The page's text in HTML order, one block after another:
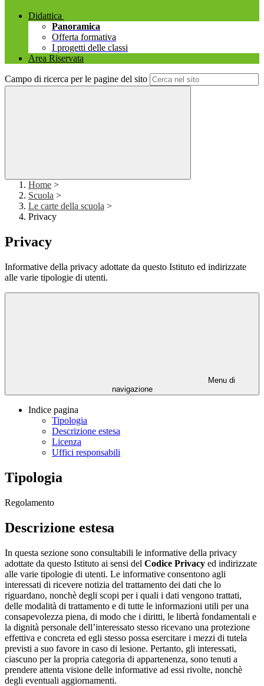
Didattica
Panoramica
Offerta formativa
I progetti delle classi
Area Riservata
Campo di ricerca per le pagine del sito
Home >
Scuola >
Le carte della scuola >
Privacy
Privacy
Informative della privacy adottate da questo Istituto ed indirizzate
alle varie tipologie di utenti.
Menu di
navigazione
Indice pagina
Tipologia
Descrizione estesa
Licenza
Uffici responsabili
Tipologia
Regolamento
Descrizione estesa
In questa sezione sono consultabili le informative della privacy
adottate da questo Istituto ai sensi del Codice Privacy ed indirizzate
alle varie tipologie di utenti. Le informative consentono agli
interessati di ricevere notizia del trattamento dei dati che lo
riguardano, nonchè degli scopi per i quali i dati vengono trattati,
delle modalità di trattamento e di tutte le informazioni utili per una
consapevolezza piena, di modo che i diritti, le libertà fondamentali e
la dignità personale dell’interessato stesso ricevano una protezione
effettiva e concreta ed egli stesso possa esercitare i mezzi di tutela
previsti a suo favore in caso di lesione. Pertanto, gli interessati,
ciascuno per la propria categoria di appartenenza, sono tenuti a
prendere attenta visione delle informative ad essi rivolte, nonchè
degli eventuali aggiornamenti.